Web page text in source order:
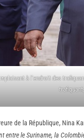
à l’endroit des
de la République, Nina
le Suriname, la